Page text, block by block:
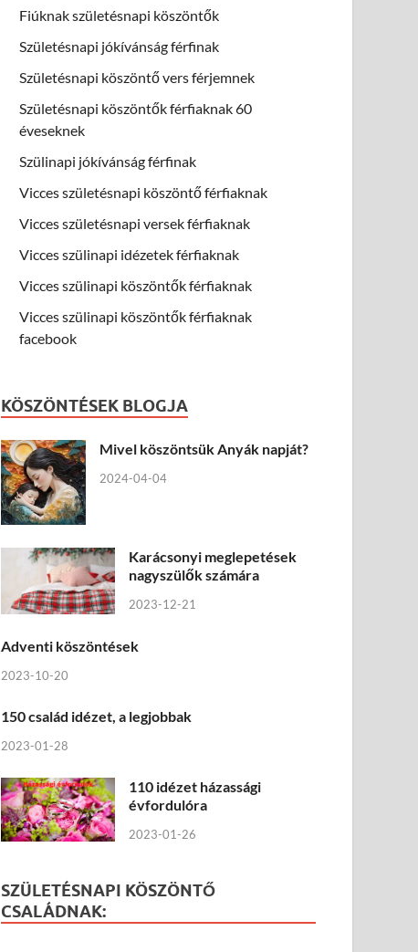
Fiúknak születésnapi köszöntők
Születésnapi jókívánság férfinak
Születésnapi köszöntő vers férjemnek
Születésnapi köszöntők férfiaknak 60
éveseknek
Szülinapi jókívánság férfinak
Vicces születésnapi köszöntő férfiaknak
Vicces születésnapi versek férfiaknak
Vicces szülinapi idézetek férfiaknak
Vicces szülinapi köszöntők férfiaknak
Vicces szülinapi köszöntők férfiaknak
facebook
KÖSZÖNTÉSEK BLOGJA
Mivel köszöntsük Anyák napját?
2024-04-04
Karácsonyi meglepetések
nagyszülők számára
2023-12-21
Adventi köszöntések
2023-10-20
150 család idézet, a legjobbak
2023-01-28
110 idézet házassági
évfordulóra
2023-01-26
SZÜLETÉSNAPI KÖSZÖNTŐ
CSALÁDNAK: